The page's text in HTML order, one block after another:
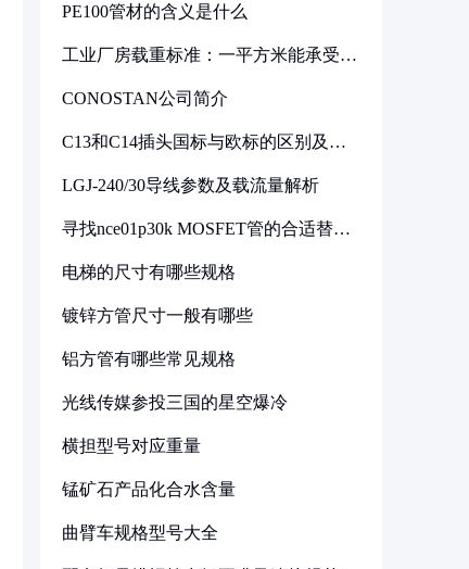
PE100管材的含义是什么
工业厂房载重标准：一平方米能承受多
CONOSTAN公司简介
C13和C14插头国标与欧标的区别及其
LGJ-240/30导线参数及载流量解析
寻找nce01p30k MOSFET管的合适替代
电梯的尺寸有哪些规格
镀锌方管尺寸一般有哪些
铝方管有哪些常见规格
光线传媒参投三国的星空爆冷
横担型号对应重量
锰矿石产品化合水含量
曲臂车规格型号大全